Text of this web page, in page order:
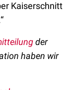
Kaiserschnitt
der
haben wir